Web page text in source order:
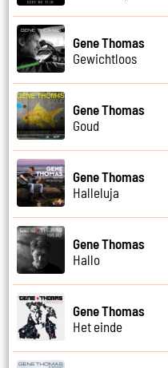
Gene Thomas
Gewichtloos
Gene Thomas
Goud
Gene Thomas
Halleluja
Gene Thomas
Hallo
Gene Thomas
Het einde